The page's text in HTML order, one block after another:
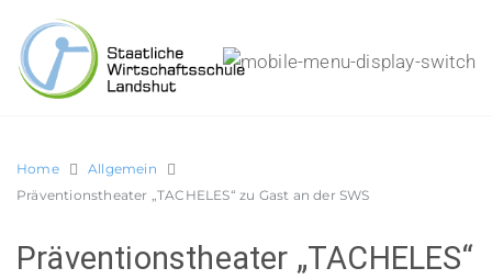
Home
Allgemein
Präventionstheater „TACHELES“ zu Gast an der SWS
Präventionstheater „TACHELES“